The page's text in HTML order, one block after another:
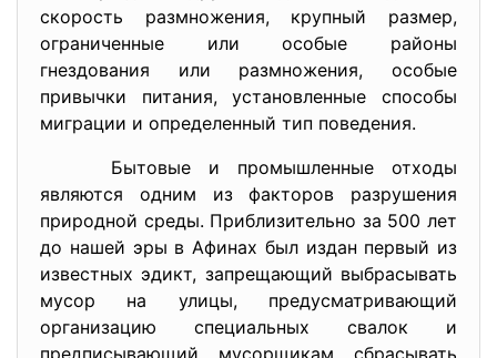
скорость размножения, крупный размер,
ограниченные или особые районы
гнездования или размножения, особые
привычки питания, установленные способы
миграции и определенный тип поведения.
Бытовые и промышленные отходы
являются одним из факторов разрушения
природной среды. Приблизительно за 500 лет
до нашей эры в Афинах был издан первый из
известных эдикт, запрещающий выбрасывать
мусор на улицы, предусматривающий
организацию специальных свалок и
предписывающий мусорщикам сбрасывать